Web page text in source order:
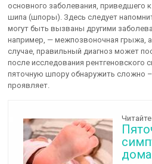
основного заболевания, приведшего
шипа (шпоры). Здесь следует
могут быть вызваны другими
например, — межпозвоночная грыжа,
случае, правильный диагноз может
после исследования рентгеновского
пяточную шпору обнаружить сложно –
проявляет.